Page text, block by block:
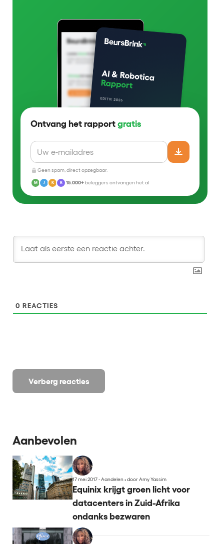
Ontvang het rapport gratis
Geen spam, direct opzegbaar.
M J K R 15.000+beleggers ontvangen het al
Verberg reacties
0 REACTIES
Aanbevolen
17 mei 2017 - Aandelen•door Amy Yassim
Equinix krijgt groen licht voor
datacenters in Zuid-Afrika
ondanks bezwaren